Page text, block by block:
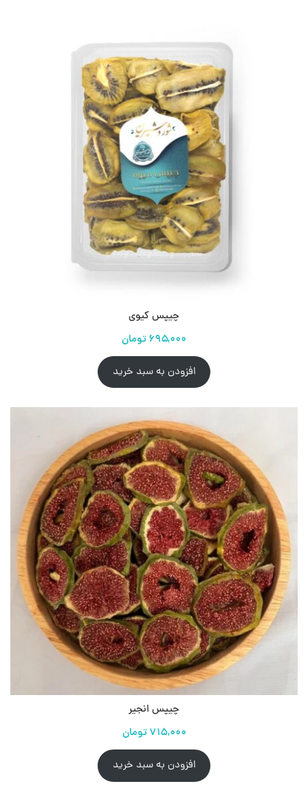
چیپس کیوی
افزودن به سبد خرید
چیپس انجیر
افزودن به سبد خرید